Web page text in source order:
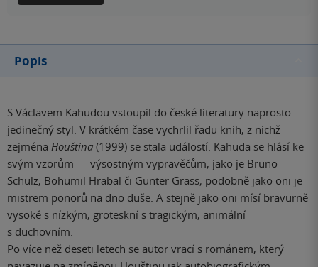
Popis
S Václavem Kahudou vstoupil do české literatury naprosto
jedinečný styl. V krátkém čase vychrlil řadu knih, z nichž
zejména Houština (1999) se stala událostí. Kahuda se hlásí ke
svým vzorům — výsostným vypravěčům, jako je Bruno
Schulz, Bohumil Hrabal či Günter Grass; podobně jako oni je
mistrem ponorů na dno duše. A stejně jako oni mísí bravurně
vysoké s nízkým, groteskní s tragickým, animální
s duchovním.
Po více než deseti letech se autor vrací s románem, který